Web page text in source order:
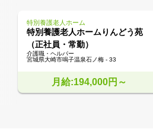
特別養護老人ホーム
特別養護老人ホームりんどう苑
（正社員・常勤）
介護職・ヘルパー
宮城県大崎市鳴子温泉石ノ梅 - 33
月給:194,000円～